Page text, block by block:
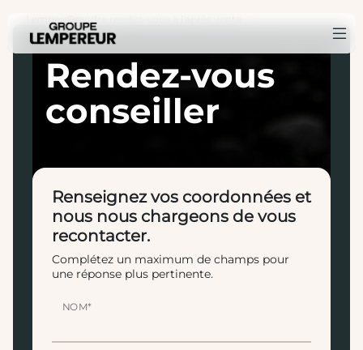
Lempereur
›
Prendre rendez-vous à l'après vente
Rendez-vous
conseiller
Renseignez vos coordonnées et
nous nous chargeons de vous
recontacter.
Complétez un maximum de champs pour
une réponse plus pertinente.
NOM*